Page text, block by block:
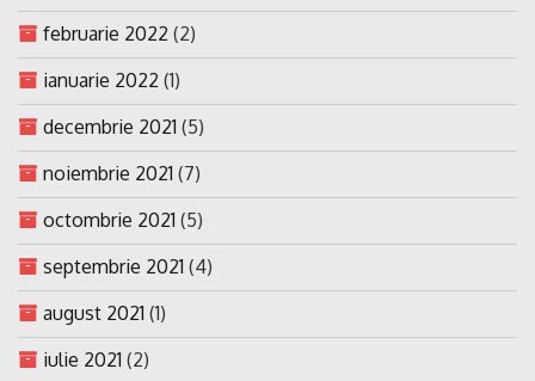
februarie 2022 (2)
ianuarie 2022 (1)
decembrie 2021 (5)
noiembrie 2021 (7)
octombrie 2021 (5)
septembrie 2021 (4)
august 2021 (1)
iulie 2021 (2)